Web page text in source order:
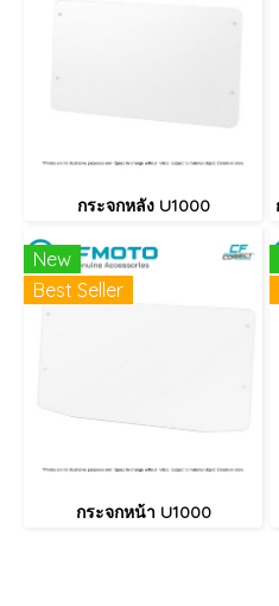
กระจกหลัง U1000
New
Best Seller
กระจกหน้า U1000